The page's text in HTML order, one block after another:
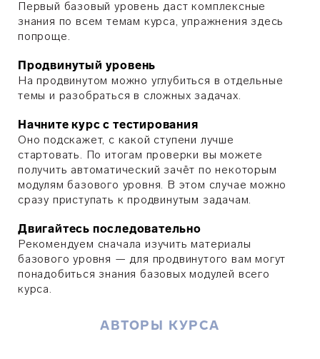
Первый базовый уровень даст комплексные
знания по всем темам курса, упражнения здесь
попроще.
Продвинутый уровень
На продвинутом можно углубиться в отдельные
темы и разобраться в сложных задачах.
Начните курс с тестирования
Оно подскажет, с какой ступени лучше
стартовать. По итогам проверки вы можете
получить автоматический зачёт по некоторым
модулям базового уровня. В этом случае можно
сразу приступать к продвинутым задачам.
Двигайтесь последовательно
Рекомендуем сначала изучить материалы
базового уровня — для продвинутого вам могут
понадобиться знания базовых модулей всего
курса.
АВТОРЫ КУРСА